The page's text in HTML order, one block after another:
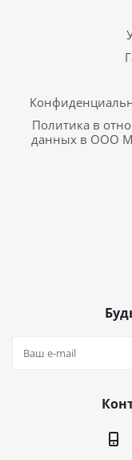
Политика в
данных в ООО